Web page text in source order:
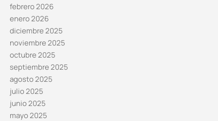
febrero 2026
enero 2026
diciembre 2025
noviembre 2025
octubre 2025
septiembre 2025
agosto 2025
julio 2025
junio 2025
mayo 2025